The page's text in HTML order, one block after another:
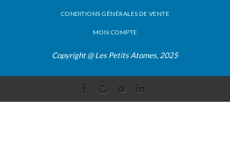
CONDITIONS GÉNÉRALES DE VENTE
MON COMPTE
Copyright @ Les Petits Atomes, 2025